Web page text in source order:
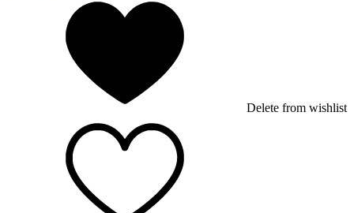
Delete from wishlist